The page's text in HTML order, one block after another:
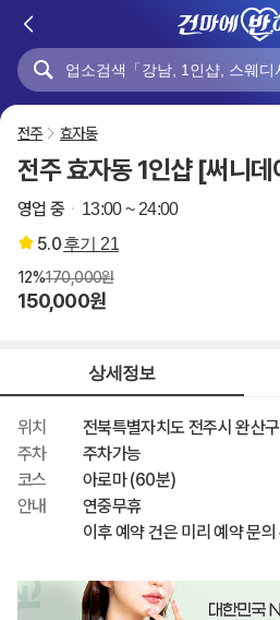
전주 효자동
전주 효자동 1인샵 [써니
영업 중 13:00 ~ 24:00
5.0후기 21
12%170,000원
150,000원
상세정보
위치
전북특별자치도 전주시 완산
주차
주차가능
코스
아로마 (60분)
안내
연중무휴
이후 예약 건은 미리 예약 문